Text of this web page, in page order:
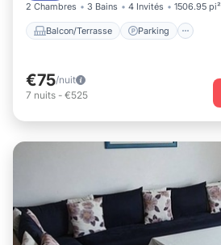
2 Chambres 3 Bains 4 Invités 1506.95 pi²
Balcon/Terrasse Parking
€75/nuit
7 nuits - €525